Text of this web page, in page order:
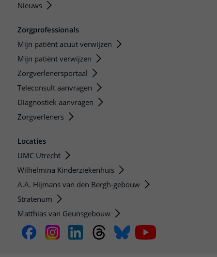
Nieuws
Zorgprofessionals
Mijn patiënt acuut verwijzen
Mijn patiënt verwijzen
Zorgverlenersportaal
Teleconsult aanvragen
Diagnostiek aanvragen
Zorgverleners
Locaties
UMC Utrecht
Wilhelmina Kinderziekenhuis
A.A. Hijmans van den Bergh-gebouw
Stratenum
Matthias van Geunsgebouw